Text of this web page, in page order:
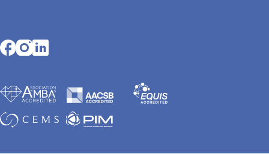
Opens in a new tab
Opens in a new tab
Opens in a new tab